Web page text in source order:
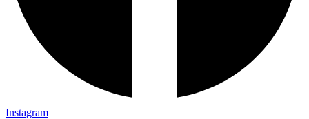
Instagram